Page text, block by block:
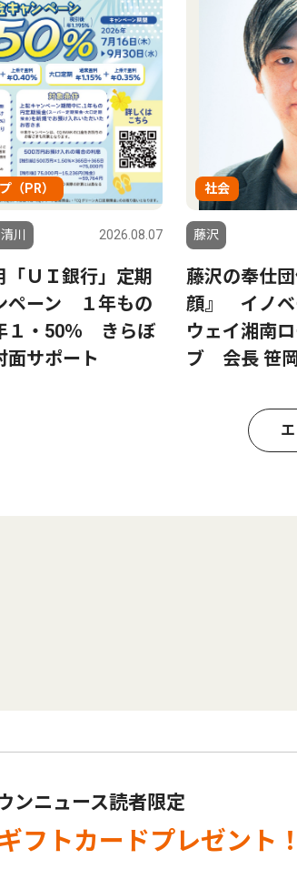
（PR）
川 2026.08.07
「ＵＩ銀行」定期
ペーン １年もの
１・50％ きらぼ
面サポート
社会
藤沢
藤沢の奉仕
顔』 イノベ
ウェイ湘南
ブ 会長 笹
ンニュース読者限定
フトカードプレゼント！